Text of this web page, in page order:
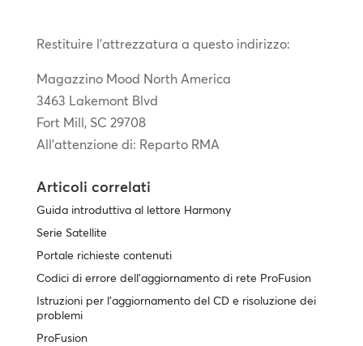
Restituire l'attrezzatura a questo indirizzo:
Magazzino Mood North America
3463 Lakemont Blvd
Fort Mill, SC 29708
All'attenzione di: Reparto RMA
Articoli correlati
Guida introduttiva al lettore Harmony
Serie Satellite
Portale richieste contenuti
Codici di errore dell'aggiornamento di rete ProFusion
Istruzioni per l'aggiornamento del CD e risoluzione dei
problemi
ProFusion